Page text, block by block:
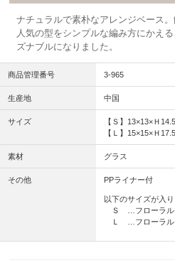
ナチュラルで素朴なアレンジベース。
人気の型をシンプルな編み方にかえ
ズナブルになりました。
商品管理番号 3-965
生産地 中国
サイズ
【Ｓ】13×13×Ｈ
【Ｌ】15×15×Ｈ
素材 グラス
その他 PPライナー付
以下のサイズが入
Ｓ …フローラル
Ｌ …フローラル